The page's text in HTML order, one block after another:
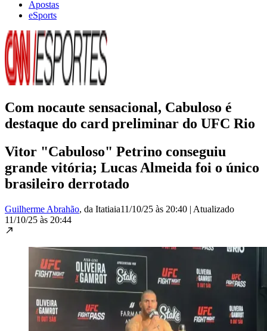
Apostas
eSports
Com nocaute sensacional, Cabuloso é
destaque do card preliminar do UFC Rio
Vitor "Cabuloso" Petrino conseguiu
grande vitória; Lucas Almeida foi o único
brasileiro derrotado
Guilherme Abrahão, da Itatiaia11/10/25 às 20:40 | Atualizado
11/10/25 às 20:44